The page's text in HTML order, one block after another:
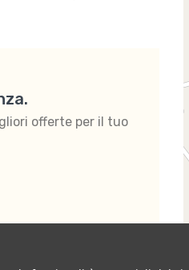
offerte per il tuo